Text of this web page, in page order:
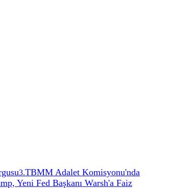
3.TBMM Adalet Komisyonu'nda
Yeni Fed Başkanı Warsh'a Faiz